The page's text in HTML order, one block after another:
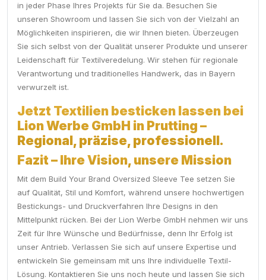
in jeder Phase Ihres Projekts für Sie da. Besuchen Sie
unseren Showroom und lassen Sie sich von der Vielzahl an
Möglichkeiten inspirieren, die wir Ihnen bieten. Überzeugen
Sie sich selbst von der Qualität unserer Produkte und unserer
Leidenschaft für Textilveredelung. Wir stehen für regionale
Verantwortung und traditionelles Handwerk, das in Bayern
verwurzelt ist.
Jetzt Textilien besticken lassen bei
Lion Werbe GmbH in Prutting –
Regional, präzise, professionell.
Fazit – Ihre Vision, unsere Mission
Mit dem Build Your Brand Oversized Sleeve Tee setzen Sie
auf Qualität, Stil und Komfort, während unsere hochwertigen
Bestickungs- und Druckverfahren Ihre Designs in den
Mittelpunkt rücken. Bei der Lion Werbe GmbH nehmen wir uns
Zeit für Ihre Wünsche und Bedürfnisse, denn Ihr Erfolg ist
unser Antrieb. Verlassen Sie sich auf unsere Expertise und
entwickeln Sie gemeinsam mit uns Ihre individuelle Textil-
Lösung. Kontaktieren Sie uns noch heute und lassen Sie sich